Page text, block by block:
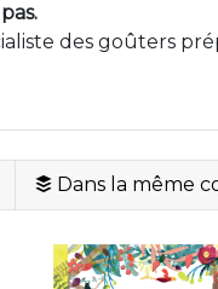
des goûters
Dans la même